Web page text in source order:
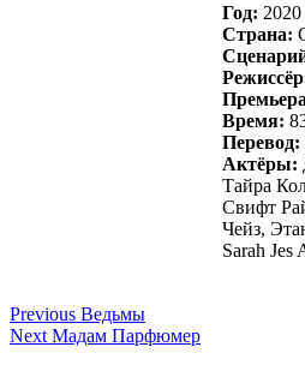
Год: 2020
Страна:
Время:
Перевод:
Актёры:
Тайра
Свифт
Чейз,
Sarah Jes
Continue
Reading
Previous Ведьмы
Next Мадам Парфюмер